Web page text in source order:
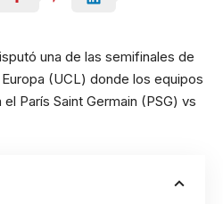
una de las semifinales de
(UCL) donde los equipos
París Saint Germain (PSG) vs